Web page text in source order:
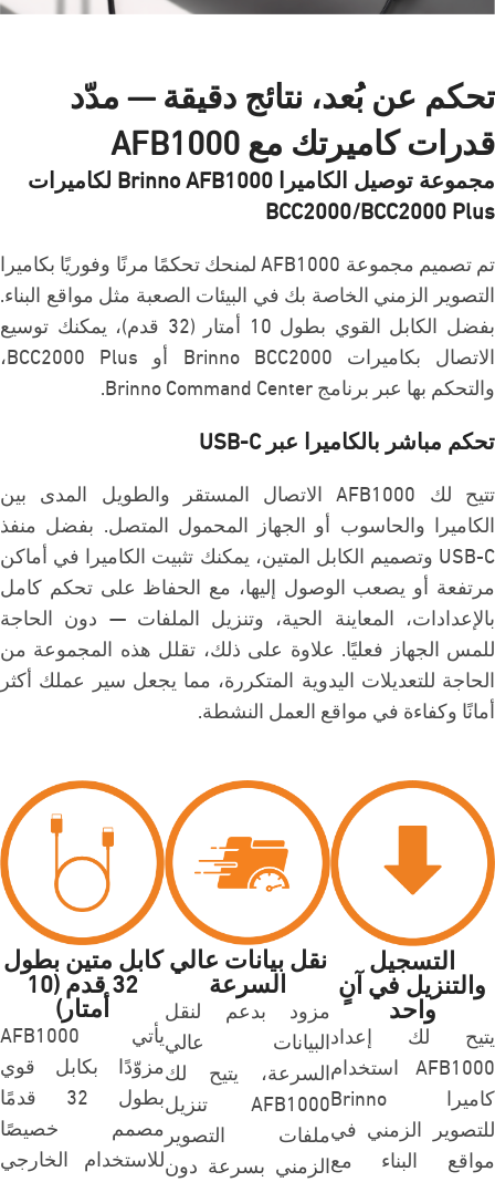
تحكم عن بُعد، نتائج دقيقة — مدّد
قدرات كاميرتك مع AFB1000
مجموعة توصيل الكاميرا Brinno AFB1000 لكاميرات
BCC2000/BCC2000 Plus
تم تصميم مجموعة AFB1000 لمنحك تحكمًا مرنًا وفوريًا بكاميرا
التصوير الزمني الخاصة بك في البيئات الصعبة مثل مواقع البناء.
بفضل الكابل القوي بطول 10 أمتار (32 قدم)، يمكنك توسيع
الاتصال بكاميرات Brinno BCC2000 أو BCC2000 Plus،
والتحكم بها عبر برنامج Brinno Command Center.
تحكم مباشر بالكاميرا عبر USB-C
تتيح لك AFB1000 الاتصال المستقر والطويل المدى بين
الكاميرا والحاسوب أو الجهاز المحمول المتصل. بفضل منفذ
USB-C وتصميم الكابل المتين، يمكنك تثبيت الكاميرا في أماكن
مرتفعة أو يصعب الوصول إليها، مع الحفاظ على تحكم كامل
بالإعدادات، المعاينة الحية، وتنزيل الملفات — دون الحاجة
للمس الجهاز فعليًا. علاوة على ذلك، تقلل هذه المجموعة من
الحاجة للتعديلات اليدوية المتكررة، مما يجعل سير عملك أكثر
أمانًا وكفاءة في مواقع العمل النشطة.
التسجيل
والتنزيل في آنٍ
واحد
يتيح لك إعداد
AFB1000 استخدام
كاميرا Brinno
للتصوير الزمني في
مواقع البناء مع
نقل بيانات عالي
السرعة
مزود بدعم لنقل
البيانات عالي
السرعة، يتيح لك
AFB1000 تنزيل
ملفات التصوير
الزمني بسرعة دون
كابل متين بطول
32 قدم (10
أمتار)
يأتي AFB1000
مزوّدًا بكابل قوي
بطول 32 قدمًا
مصمم خصيصًا
للاستخدام الخارجي